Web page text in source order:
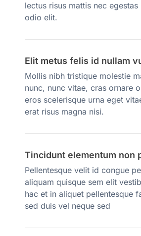
lectus risus mattis nec
odio elit.
Elit metus felis id nullam
Mollis nibh tristique molestie
nunc, nunc vitae, cras ornare
eros scelerisque urna eget
erat risus magna nisi.
Tincidunt elementum non
Pellentesque velit id congue
aliquam quisque sem elit
hac et in aliquet pellentesque
sed duis vel neque sed